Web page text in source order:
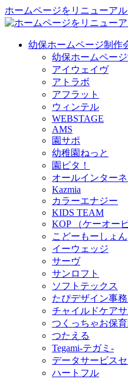
ホームページをリニューア
幼保ホームページ制作
幼保ホームペー
アイウェイヴ
アトラボ
アフラット
ウィンテル
WEBSTAGE
AMS
園サポ
幼稚園ねっと
園ピタ！
オールインターネ
Kazmia
カラーエナジー
KIDS TEAM
KOP （ケーオーピ
こどーもーしょん
イーウェッジ
サーヴ
サンロフト
ソフトテックス
たぴデザイン事
チャイルドケアサ
つくっちゃお保育
つたえる
Tegami-テガミ-
データサービス
ハートフル